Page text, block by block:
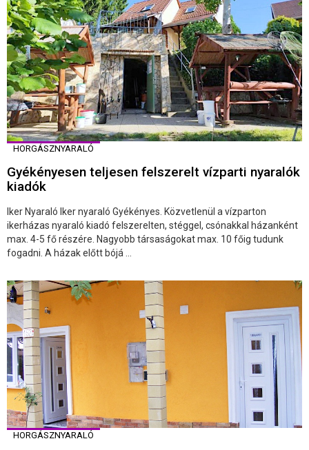
HORGÁSZNYARALÓ
Gyékényesen teljesen felszerelt vízparti nyaralók
kiadók
Iker Nyaraló Iker nyaraló Gyékényes. Közvetlenül a vízparton
ikerházas nyaraló kiadó felszerelten, stéggel, csónakkal házanként
max. 4-5 fő részére. Nagyobb társaságokat max. 10 főig tudunk
fogadni. A házak előtt bójá ...
HORGÁSZNYARALÓ